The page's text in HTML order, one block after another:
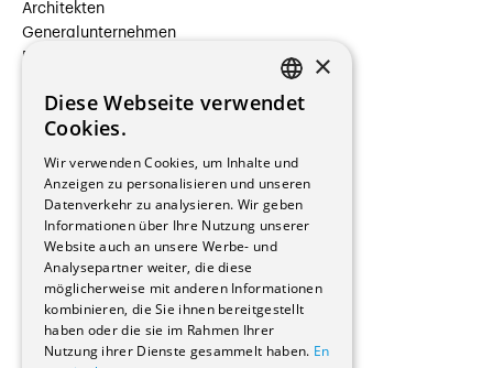
Architekten
Generalunternehmen
Beauftragte Unternehmen
Hersteller/Lieferanten
Bauherrschaften
Immobilienverwaltungsgesellschaften
Stockwerkeigentum
Reportagen
Wohnungen
Renovierungen
Innere Umbauten
Gastgewerbe und Tourismus
Verwaltungsgebäude und Geschäfte
Schuleinrichtungen
FRENCH
×
Diese Webseite verwendet
Cookies.
Wir verwenden Cookies, um Inhalte und
Anzeigen zu personalisieren und unseren
Datenverkehr zu analysieren. Wir geben
Informationen über Ihre Nutzung unserer
Website auch an unsere Werbe- und
Analysepartner weiter, die diese
möglicherweise mit anderen Informationen
kombinieren, die Sie ihnen bereitgestellt
haben oder die sie im Rahmen Ihrer
Nutzung ihrer Dienste gesammelt haben. En